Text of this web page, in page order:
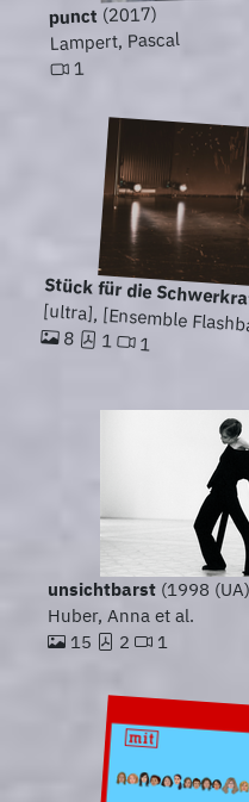
punct (2017)
Lampert, Pascal
1
Stück für die
[ultra], [Ensemble
8 1 1
unsichtbarst (1998
Huber, Anna et al.
15
2 1